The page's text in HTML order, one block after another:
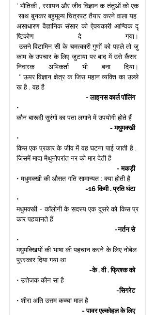
' भौतिकी , रसायन और जीव विज्ञान क तंतुओं को एक
साथ बुनकर बहुमूल्य चित्रपट तैयार करने वाला यह
असाधारण वैज्ञानिक संसार को ऐक्यकारी आण्विक दृ
ष्टिकोण दे गया।
उसने विटामिन सी के चमत्कारी गुणों को पहले तो जु
काम के उपचार के लिए जुटाया पर बाद में उसे कैंसर
निवारक अभिकर्ता भी बना दिया।
" ऊपर विज्ञान क्षेत्र क जिस महान व्यक्ति का उल्ले
ख है , वह है
- लाइनस कार्ल पॉलिंग
•
कौन बारूदी सुरंगों का पता लगाने में उपयोगी होते हैं
- मधुमक्खी
•
किस एक प्रकार के जीव में वह घटना पाई जाती है ,
जिसमें मादा मैथुनोपरांत नर को मार देती है
- मकड़ी
• मधुमक्खी की औसत गति सामान्यत : क्या होती है
-16 किमी . प्रति घंटा
•
मधुमक्खी - कॉलोनी के सदस्य एक दूसरे को किस प्र
कार पहचानते हैं
-नर्तन से
•
मधुमक्खियों की भाषा की पहचान करने के लिए नोबेल
पुरस्कार दिया गया था
-के . वी . फ्रिश्क को
• उत्तेजक कौन सा है
-सिगरेट
• शीरा अति उत्तम कच्चा माल है
- पावर एल्कोहल के लिए